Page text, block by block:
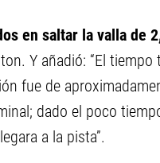
en saltar la valla de
Y añadió: “El
fue de
dado el poco
a la pista”.